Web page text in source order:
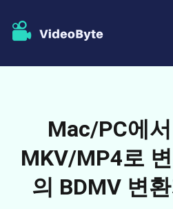
BD-DVD 리퍼
DVD 리퍼
가게
자원
지원하다
Mac/PC에
MKV/MP4로
의 BDMV 변